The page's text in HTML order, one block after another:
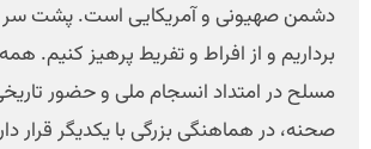
دشمن صهیونی و آمریکایی است. پشت سر
برداریم و از افراط و تفریط پرهیز کنیم.
مسلح در امتداد انسجام ملی و حضور
صحنه، در هماهنگی بزرگی با یکدیگر قرار